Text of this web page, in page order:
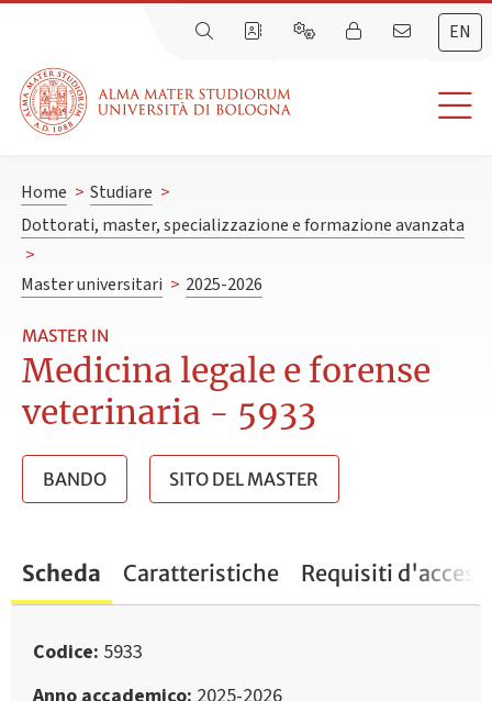
EN
Home > Studiare >
Dottorati, master, specializzazione e formazione avanzata
>
Master universitari > 2025-2026
MASTER IN
Medicina legale e forense
veterinaria - 5933
BANDO SITO DEL MASTER
Scheda Caratteristiche Requisiti
Codice 5933